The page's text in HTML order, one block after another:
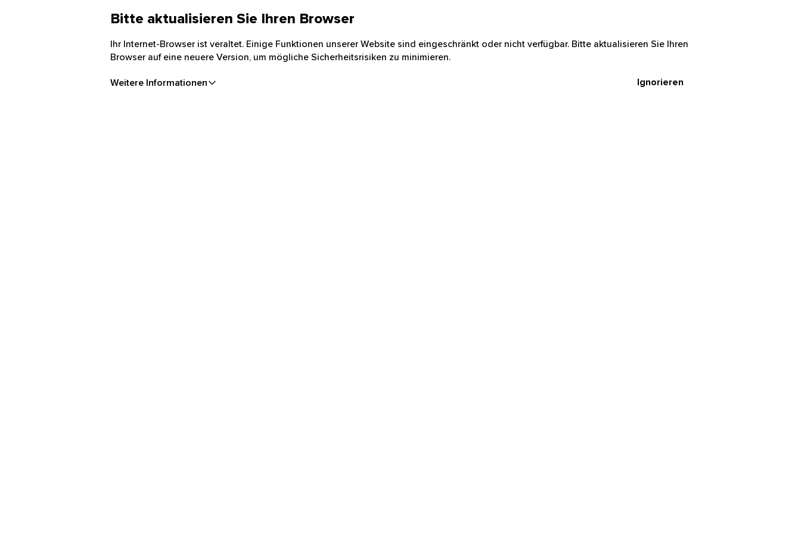
Bitte aktualisieren Sie Ihren Browser
Ihr Internet-Browser ist veraltet. Einige Funktionen unserer Website sind eingeschränkt oder nicht verfügbar. Bitte aktualisieren Sie Ihren
Browser auf eine neuere Version, um mögliche Sicherheitsrisiken zu minimieren.
Weitere Informationen Ignorieren